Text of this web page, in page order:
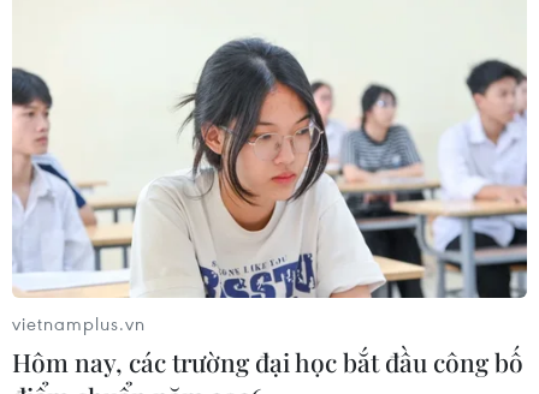
vietnamplus.vn
Hôm nay, các trường đại học bắt đầu công bố